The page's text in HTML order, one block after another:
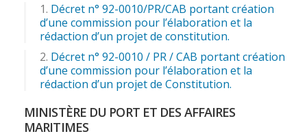
Décret n° 92-0010/PR/CAB portant création
d’une commission pour l’élaboration et la
rédaction d’un projet de constitution.
Décret n° 92-0010 / PR / CAB portant création
d’une commission pour l’élaboration et la
rédaction d’un projet de Constitution.
MINISTÈRE DU PORT ET DES AFFAIRES
MARITIMES